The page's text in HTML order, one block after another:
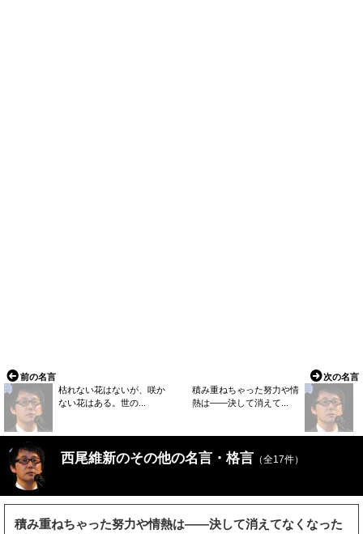
前の名言
枯れない花はないが、咲か
ない花はある。世の...
次の名言
積み重ねちゃった努力や情
熱は――決して消えて...
西尾維新のその他の名言・格言 （全17件）
積み重ねちゃった努力や情熱は――決して消えてなくなった